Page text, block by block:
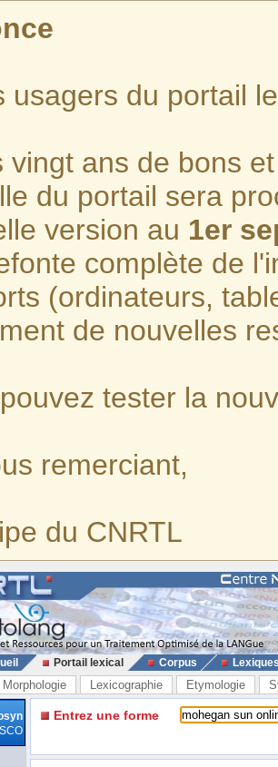
usagers du portail
vingt ans de bons
du portail sera
version au 1er
complète de
(ordinateurs,
de nouvelles
tester la
remerciant,
du CNRTL
Portail lexical Corpus
Morphologie Lexicographie Etymologie
Entrez une forme